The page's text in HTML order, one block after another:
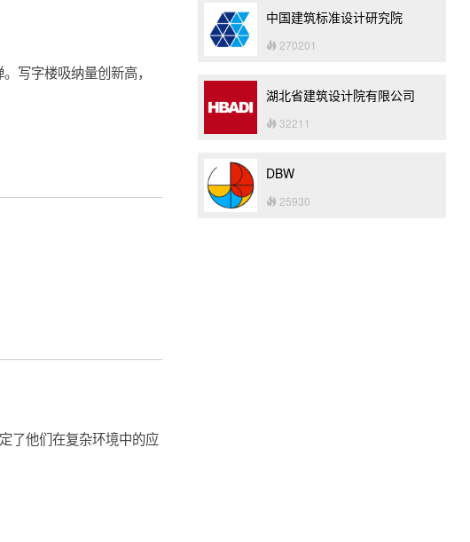
写字楼吸纳量创新高，
了他们在复杂环境中的应
中国建筑标准设计研究院
270201
湖北省建筑设计院有限公司
32211
DBW
25930